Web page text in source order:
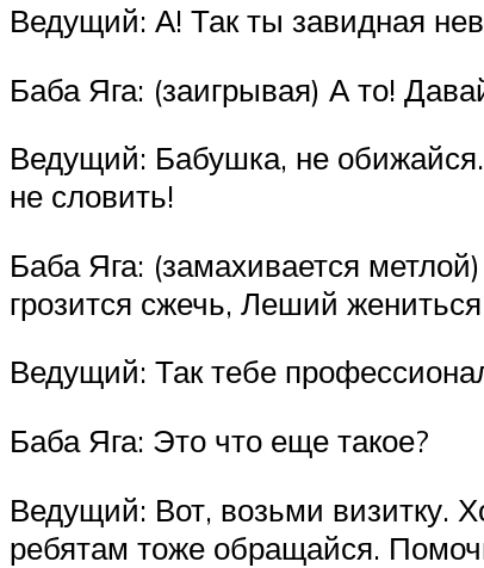
Ведущий: А! Так ты завидная
Баба Яга: (заигрывая) А то!
Ведущий: Бабушка, не
не словить!
Баба Яга: (замахивается
грозится сжечь, Леший
Ведущий: Так тебе
Баба Яга: Это что еще такое?
Ведущий: Вот, возьми визитку.
ребятам тоже обращайся.